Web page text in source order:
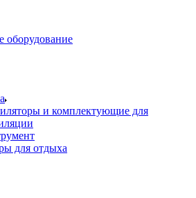
оборудование
и комплектующие для
для отдыха